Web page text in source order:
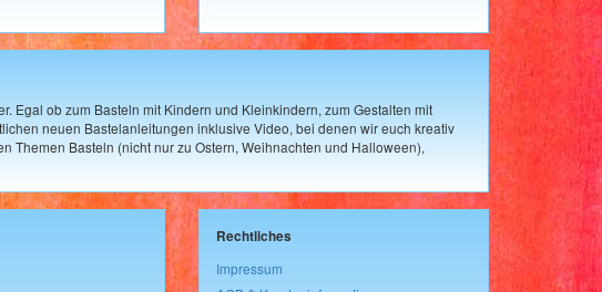
Egal ob zum Basteln mit Kindern und Kleinkindern, zum Gestalten mit
neuen Bastelanleitungen inklusive Video, bei denen wir euch kreativ
Themen Basteln (nicht nur zu Ostern, Weihnachten und Halloween),
Rechtliches
Impressum